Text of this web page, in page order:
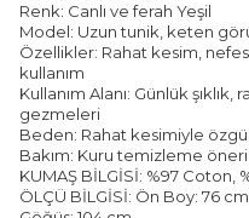
Renk: Canlı ve ferah Yeşil
Model: Uzun tunik, keten
Özellikler: Rahat kesim,
kullanım
Kullanım Alanı: Günlük
gezmeleri
Beden: Rahat kesimiyle
Bakım: Kuru temizleme
KUMAŞ BİLGİSİ: %97 Coton,
ÖLÇÜ BİLGİSİ: Ön Boy: 76